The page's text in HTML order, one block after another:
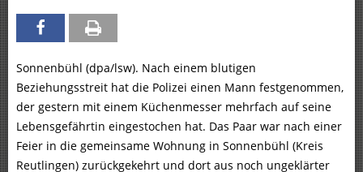
Sonnenbühl (dpa/lsw). Nach einem blutigen
Beziehungsstreit hat die Polizei einen Mann festgenommen,
der gestern mit einem Küchenmesser mehrfach auf seine
Lebensgefährtin eingestochen hat. Das Paar war nach einer
Feier in die gemeinsame Wohnung in Sonnenbühl (Kreis
Reutlingen) zurückgekehrt und dort aus noch ungeklärter